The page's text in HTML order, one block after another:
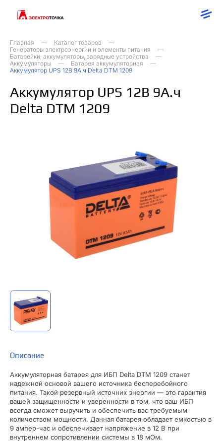
Главная
Каталог товаров
Генераторы электроэнергии и элементы питания
Батарейки, аккумуляторы, зарядные устройства
Аккумуляторы
Батарея аккумуляторная
Аккумулятор UPS 12В 9А.ч Delta DTM 1209
Аккумулятор UPS 12В 9А.ч
Delta DTM 1209
Описание
Аккумуляторная батарея для ИБП Delta DTM 1209 станет
надежной основой вашего источника бесперебойного
питания. Такой резервный источник энергии — это гарантия
вашей защищенности и уверенности в том, что ваш ИБП
всегда сможет выручить и обеспечить вас требуемым
количеством мощности. Данная батарея обладает емкостью в
9 ампер-час и обеспечивает напряжение в 12 В при
внутреннем сопротивлении системы в 18 мОм.